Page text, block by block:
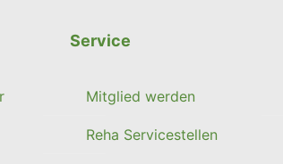
Service
Mitglied werden
Reha Servicestellen